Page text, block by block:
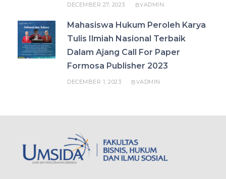
DECEMBER 27, 2023 BYADMIN
Mahasiswa Hukum Peroleh Karya
Tulis Ilmiah Nasional Terbaik
Dalam Ajang Call For Paper
Formosa Publisher 2023
DECEMBER 1, 2023 BYADMIN